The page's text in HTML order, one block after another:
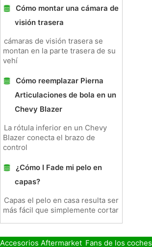
Cómo montar una cámara de
visión trasera
cámaras de visión trasera se
montan en la parte trasera de su
vehí
Cómo reemplazar Pierna
Articulaciones de bola en un
Chevy Blazer
La rótula inferior en un Chevy
Blazer conecta el brazo de
control
¿Cómo I Fade mi pelo en
capas?
Capas el pelo en casa resulta ser
más fácil que simplemente cortar
Accesorios Aftermarket Fans de los coches